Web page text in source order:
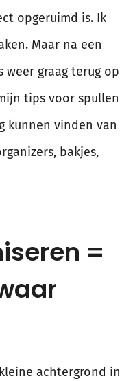
opgeruimd is. Ik
Maar na een
weer graag terug op
tips voor spullen
kunnen vinden van
bakjes,
=
achtergrond in